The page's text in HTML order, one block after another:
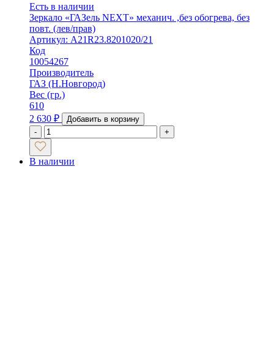
Есть в наличии
Зеркало «ГАЗель NEXT» механич. ,без обогрева, без
повт. (лев/прав)
Артикул: А21R23.8201020/21
Код
10054267
Производитель
ГАЗ (Н.Новгород)
Вес (гр.)
610
2 630 ₽
Добавить в корзину
-
+
В наличии